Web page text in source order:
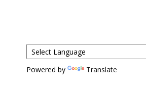
Powered by Translate